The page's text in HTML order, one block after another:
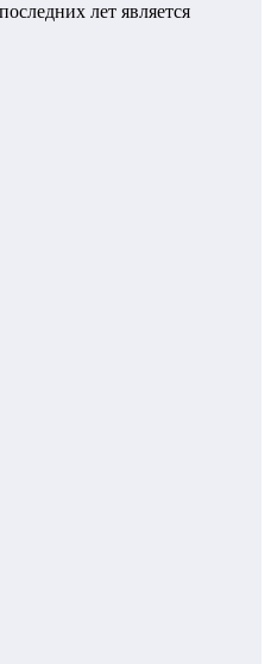
лет является